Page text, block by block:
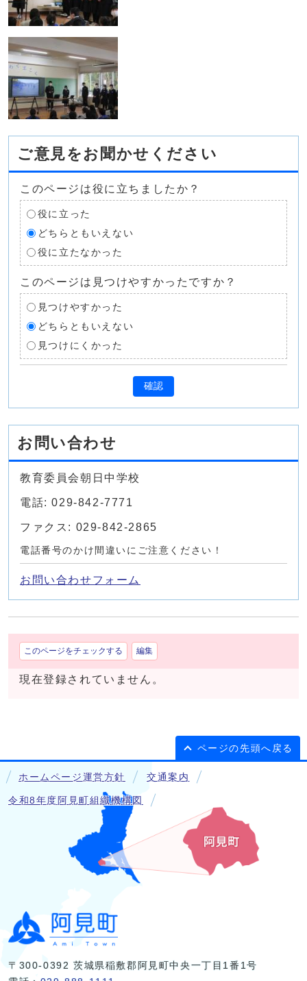
ご意見をお聞かせください
このページは役に立ちましたか？
役に立った
どちらともいえない
役に立たなかった
このページは見つけやすかったですか？
見つけやすかった
どちらともいえない
見つけにくかった
確認
お問い合わせ
教育委員会朝日中学校
電話: 029-842-7771
ファクス: 029-842-2865
電話番号のかけ間違いにご注意ください！
お問い合わせフォーム
このページをチェックする 編集
現在登録されていません。
ページの先頭へ戻る
ホームページ運営方針 交通案内
令和8年度阿見町組織機構図
〒300-0392 茨城県稲敷郡阿見町中央一丁目1番1号